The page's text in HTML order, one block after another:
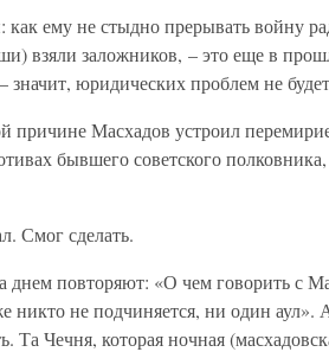
ему не стыдно прерывать войну
взяли заложников, – это еще в
юридических проблем не
причине Масхадов устроил
бывшего советского
Смог сделать.
днем повторяют: «О чем говорить с
никто не подчиняется, ни один аул».
Та Чечня, которая ночная